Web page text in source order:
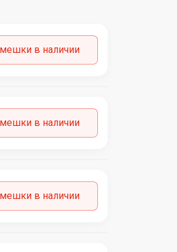
в наличии
в наличии
в наличии